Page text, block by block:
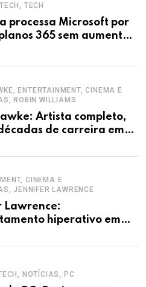
TECH
processa Microsoft por
365 sem aumento e
ENTERTAINMENT, CINEMA E
ROBIN WILLIAMS
Artista completo,
de carreira em
CINEMA E
JENNIFER LAWRENCE
Lawrence:
hiperativo em
NOTÍCIAS, PC